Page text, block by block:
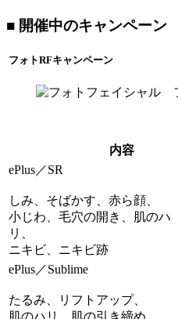
■ 開催中のキャンペーン
フォトRFキャンペーン
内容
ePlus／SR
しみ、そばかす、赤ら顔、
小じわ、毛穴の開き、肌のハ
リ、
ニキビ、ニキビ跡
ePlus／Sublime
たるみ、リフトアップ、